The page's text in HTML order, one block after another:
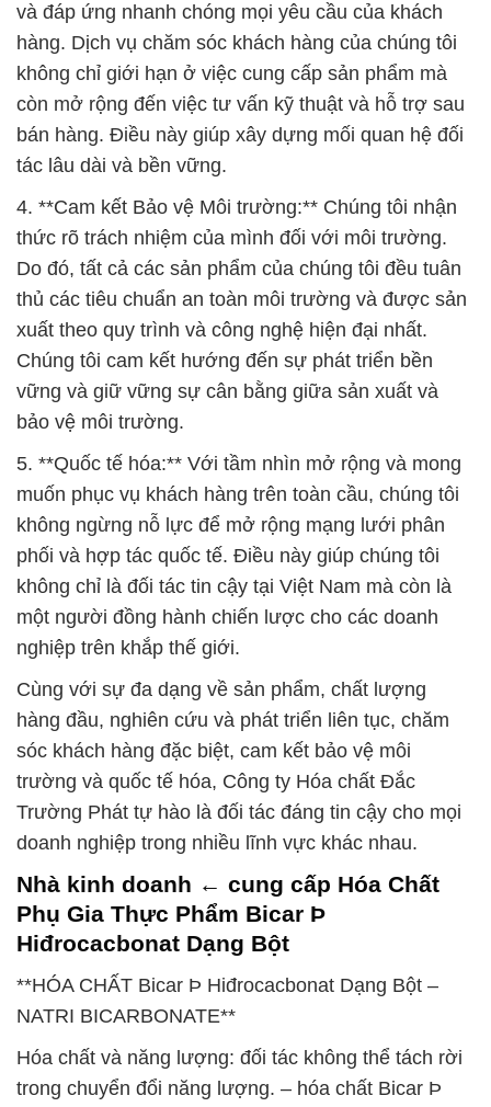
và đáp ứng nhanh chóng mọi yêu cầu của khách
hàng. Dịch vụ chăm sóc khách hàng của chúng tôi
không chỉ giới hạn ở việc cung cấp sản phẩm mà
còn mở rộng đến việc tư vấn kỹ thuật và hỗ trợ sau
bán hàng. Điều này giúp xây dựng mối quan hệ đối
tác lâu dài và bền vững.
4. **Cam kết Bảo vệ Môi trường:** Chúng tôi nhận
thức rõ trách nhiệm của mình đối với môi trường.
Do đó, tất cả các sản phẩm của chúng tôi đều tuân
thủ các tiêu chuẩn an toàn môi trường và được sản
xuất theo quy trình và công nghệ hiện đại nhất.
Chúng tôi cam kết hướng đến sự phát triển bền
vững và giữ vững sự cân bằng giữa sản xuất và
bảo vệ môi trường.
5. **Quốc tế hóa:** Với tầm nhìn mở rộng và mong
muốn phục vụ khách hàng trên toàn cầu, chúng tôi
không ngừng nỗ lực để mở rộng mạng lưới phân
phối và hợp tác quốc tế. Điều này giúp chúng tôi
không chỉ là đối tác tin cậy tại Việt Nam mà còn là
một người đồng hành chiến lược cho các doanh
nghiệp trên khắp thế giới.
Cùng với sự đa dạng về sản phẩm, chất lượng
hàng đầu, nghiên cứu và phát triển liên tục, chăm
sóc khách hàng đặc biệt, cam kết bảo vệ môi
trường và quốc tế hóa, Công ty Hóa chất Đắc
Trường Phát tự hào là đối tác đáng tin cậy cho mọi
doanh nghiệp trong nhiều lĩnh vực khác nhau.
Nhà kinh doanh ← cung cấp Hóa Chất
Phụ Gia Thực Phẩm Bicar Þ
Hiđrocacbonat Dạng Bột
**HÓA CHẤT Bicar Þ Hiđrocacbonat Dạng Bột –
NATRI BICARBONATE**
Hóa chất và năng lượng: đối tác không thể tách rời
trong chuyển đổi năng lượng. – hóa chất Bicar Þ